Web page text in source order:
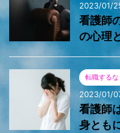
2023/01/
看護師
の心理
転職する
2023/01/
看護師
身とも